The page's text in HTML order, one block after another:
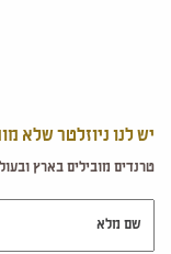
יש לנו ניוזלטר שלא
טרנדים מובילים בארץ